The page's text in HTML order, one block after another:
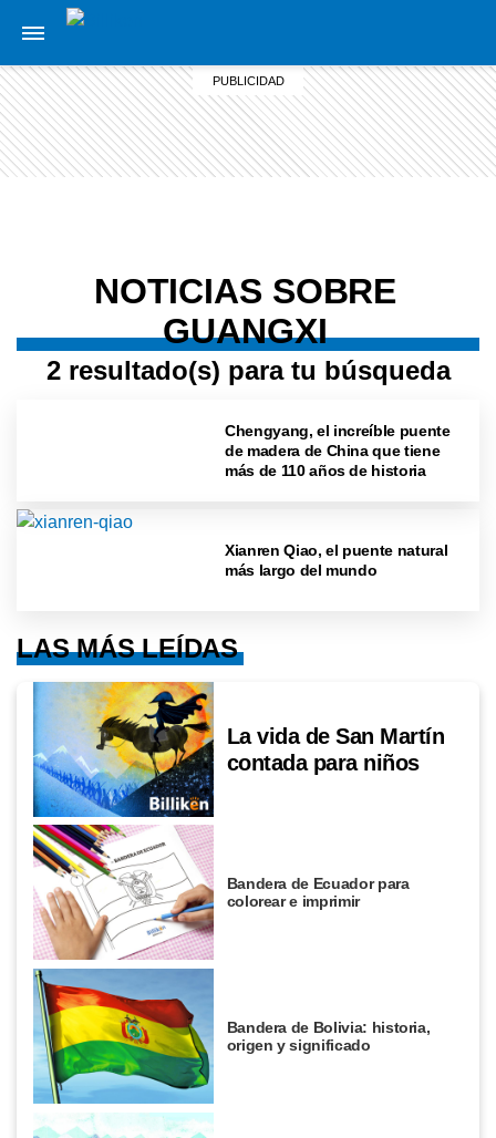
NOTICIAS SOBRE
GUANGXI
2 resultado(s) para tu búsqueda
Chengyang, el increíble puente
de madera de China que tiene
más de 110 años de historia
Xianren Qiao, el puente natural
más largo del mundo
LAS MÁS LEÍDAS
La vida de San Martín
contada para niños
Bandera de Ecuador para
colorear e imprimir
Bandera de Bolivia: historia,
origen y significado